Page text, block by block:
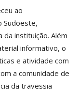
ao
Sudoeste,
da instituição. Além
informativo, o
e atividade com
a comunidade de
da travessia